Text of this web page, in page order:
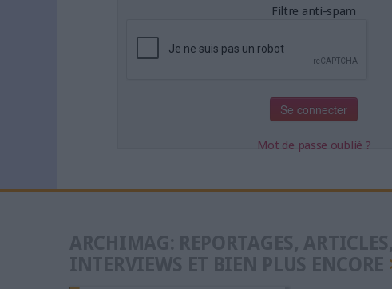
NOS OFFRES D'ABONNEMENTS
Filtre anti-spam
Mot de passe oublié ?